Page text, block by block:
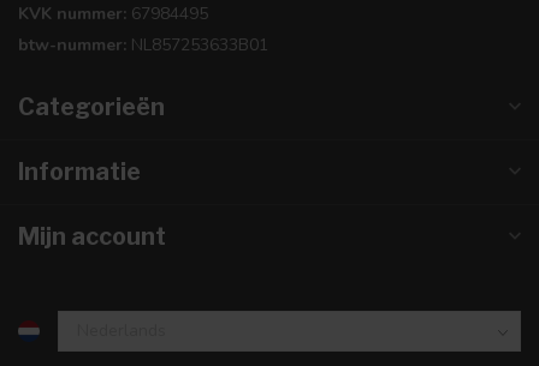
KVK nummer: 67984495
btw-nummer: NL857253633B01
Categorieën
Informatie
Mijn account